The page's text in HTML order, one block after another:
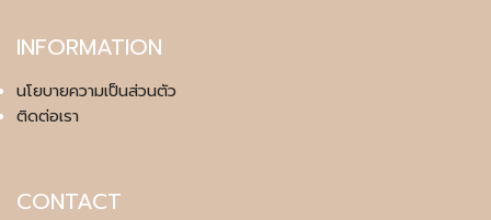
INFORMATION
นโยบายความเป็นส่วนตัว
ติดต่อเรา
CONTACT